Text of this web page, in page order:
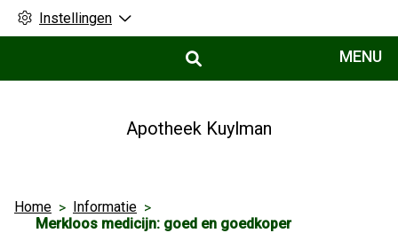
Instellingen
MENU
Apotheek Kuylman
Home
Informatie
Merkloos medicijn: goed en goedkoper